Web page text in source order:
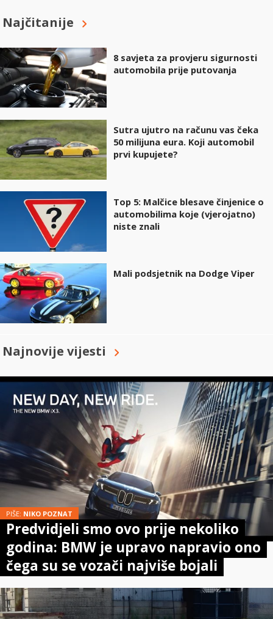
Najčitanije
8 savjeta za provjeru sigurnosti
automobila prije putovanja
Sutra ujutro na računu vas čeka
50 milijuna eura. Koji automobil
prvi kupujete?
Top 5: Malčice blesave činjenice o
automobilima koje (vjerojatno)
niste znali
Mali podsjetnik na Dodge Viper
Najnovije vijesti
PIŠE: NIKO POZNAT
Predvidjeli smo ovo prije nekoliko
godina: BMW je upravo napravio ono
čega su se vozači najviše bojali